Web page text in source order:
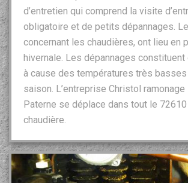
d’entretien qui comprend la visite
obligatoire et de petits dépannages.
concernant les chaudières, ont lieu en
hivernale. Les dépannages
à cause des températures très
saison. L’entreprise Christol
Paterne se déplace dans tout le
chaudière.